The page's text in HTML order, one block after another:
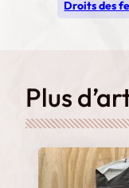
Droits des
Plus